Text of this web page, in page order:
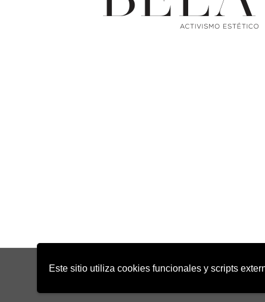
Este sitio utiliza cookies funcionales y scripts
Copyright 2022 - Desirée Bela-Lobedde